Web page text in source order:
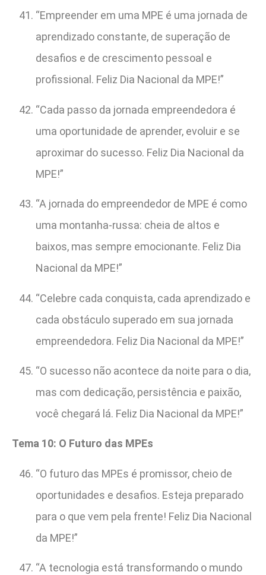
“Empreender em uma MPE é uma jornada de
aprendizado constante, de superação de
desafios e de crescimento pessoal e
profissional. Feliz Dia Nacional da MPE!”
“Cada passo da jornada empreendedora é
uma oportunidade de aprender, evoluir e se
aproximar do sucesso. Feliz Dia Nacional da
MPE!”
“A jornada do empreendedor de MPE é como
uma montanha-russa: cheia de altos e
baixos, mas sempre emocionante. Feliz Dia
Nacional da MPE!”
“Celebre cada conquista, cada aprendizado e
cada obstáculo superado em sua jornada
empreendedora. Feliz Dia Nacional da MPE!”
“O sucesso não acontece da noite para o dia,
mas com dedicação, persistência e paixão,
você chegará lá. Feliz Dia Nacional da MPE!”
Tema 10: O Futuro das MPEs
“O futuro das MPEs é promissor, cheio de
oportunidades e desafios. Esteja preparado
para o que vem pela frente! Feliz Dia Nacional
da MPE!”
“A tecnologia está transformando o mundo